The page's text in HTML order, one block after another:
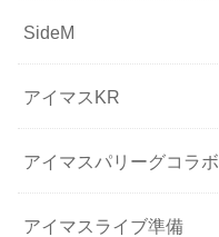
SideM
アイマスKR
アイマスパリーグコラボ
アイマスライブ準備